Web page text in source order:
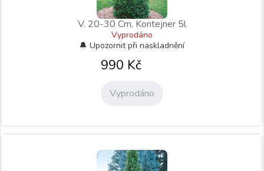
V. 20-30 Cm, Kontejner 5l
Vyprodáno
990 Kč
Vyprodáno